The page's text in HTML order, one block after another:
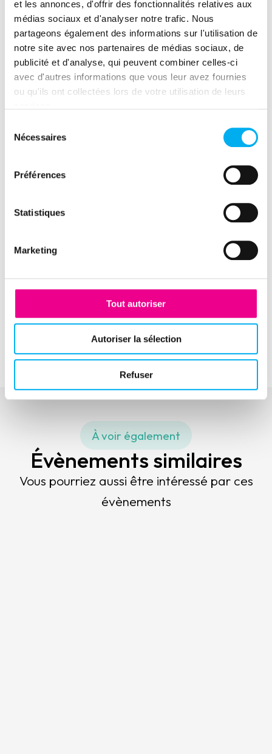
et les annonces, d'offrir des fonctionnalités relatives aux
médias sociaux et d'analyser notre trafic. Nous
partageons également des informations sur l'utilisation de
notre site avec nos partenaires de médias sociaux, de
publicité et d'analyse, qui peuvent combiner celles-ci
avec d'autres informations que vous leur avez fournies
ou qu'ils ont collectées lors de votre utilisation de leurs
Nécessaires
Préférences
Statistiques
Marketing
Tout autoriser
Autoriser la sélection
Refuser
Partager cet évènement
(nouvelle fenêtre)
(nouvelle fenêtre)
(nouvelle fenêtre)
(nouvelle fenêtre)
(nouvelle fenêtre)
(nouvelle fenêtre)
(nouvelle
Clara Bachelet
Evénement suivant
Journée Outdoor de la DFCG Ile-de-France 2025
À voir également
Évènements similaires
Vous pourriez aussi être intéressé par ces
évènements